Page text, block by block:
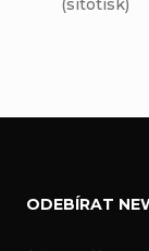
(sítotisk)
ODEBÍRAT